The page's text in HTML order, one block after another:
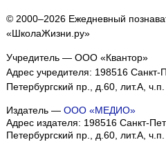
© 2000–2026 Ежедневный
«ШколаЖизни.ру»
Учредитель — ООО «Квантор»
Адрес учредителя: 198516 Санкт-
Петербургский пр., д.60, лит.А,
Издатель — ООО «МЕДИО»
Адрес издателя: 198516 Санкт-
Петербургский пр., д.60, лит.А,